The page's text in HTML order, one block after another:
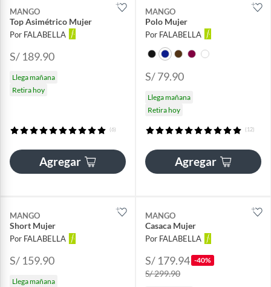
MANGO
Top Asimétrico Mujer
Por FALABELLA
S/ 189.90
Llega mañana
Retira hoy
(6)
Agregar
MANGO
Polo Mujer
Por FALABELLA
S/ 79.90
Llega mañana
Retira hoy
(12)
Agregar
MANGO
Short Mujer
Por FALABELLA
S/ 159.90
Llega mañana
MANGO
Casaca Mujer
Por FALABELLA
S/ 179.94 -40%
S/ 299.90